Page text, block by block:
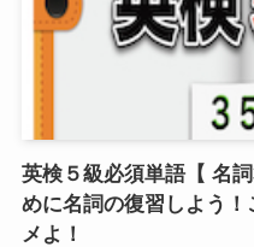
英検５級必須単語【 名
めに名詞の復習しよう
メよ！